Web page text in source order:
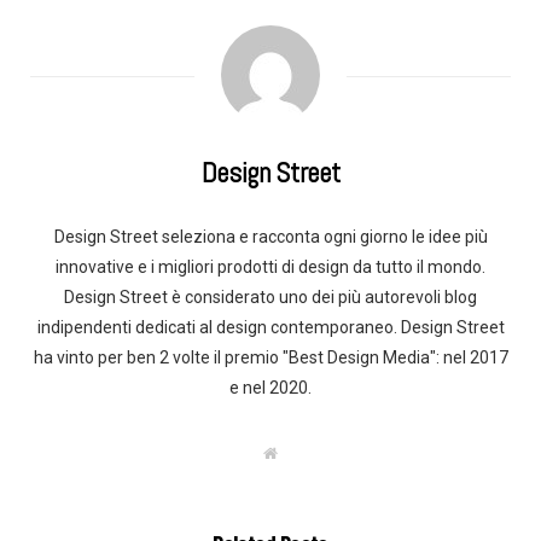
Design Street
Design Street seleziona e racconta ogni giorno le idee più
innovative e i migliori prodotti di design da tutto il mondo.
Design Street è considerato uno dei più autorevoli blog
indipendenti dedicati al design contemporaneo. Design Street
ha vinto per ben 2 volte il premio "Best Design Media": nel 2017
e nel 2020.
W